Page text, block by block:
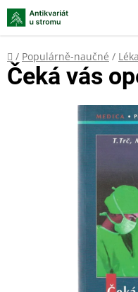
Přejít
na
obsah
Domů
/ Populárně-naučné /
Čeká vás